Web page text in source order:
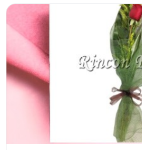
Vinos y Bebidas